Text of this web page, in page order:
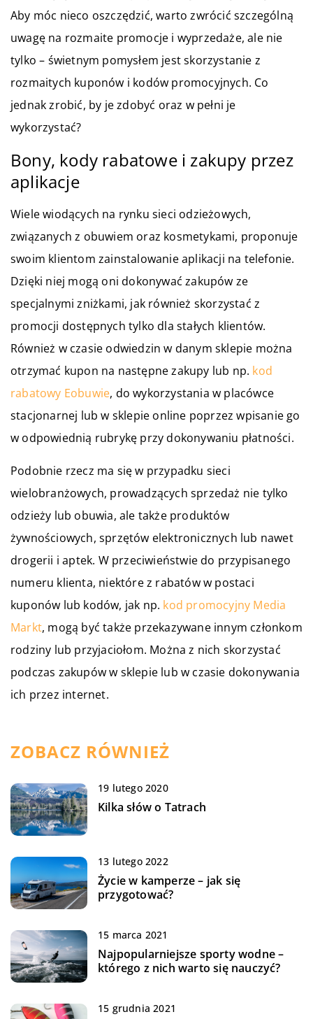
Aby móc nieco oszczędzić, warto zwrócić szczególną
uwagę na rozmaite promocje i wyprzedaże, ale nie
tylko – świetnym pomysłem jest skorzystanie z
rozmaitych kuponów i kodów promocyjnych. Co
jednak zrobić, by je zdobyć oraz w pełni je
wykorzystać?
Bony, kody rabatowe i zakupy przez
aplikacje
Wiele wiodących na rynku sieci odzieżowych,
związanych z obuwiem oraz kosmetykami, proponuje
swoim klientom zainstalowanie aplikacji na telefonie.
Dzięki niej mogą oni dokonywać zakupów ze
specjalnymi zniżkami, jak również skorzystać z
promocji dostępnych tylko dla stałych klientów.
Również w czasie odwiedzin w danym sklepie można
otrzymać kupon na następne zakupy lub np. kod
rabatowy Eobuwie, do wykorzystania w placówce
stacjonarnej lub w sklepie online poprzez wpisanie go
w odpowiednią rubrykę przy dokonywaniu płatności.
Podobnie rzecz ma się w przypadku sieci
wielobranżowych, prowadzących sprzedaż nie tylko
odzieży lub obuwia, ale także produktów
żywnościowych, sprzętów elektronicznych lub nawet
drogerii i aptek. W przeciwieństwie do przypisanego
numeru klienta, niektóre z rabatów w postaci
kuponów lub kodów, jak np. kod promocyjny Media
Markt, mogą być także przekazywane innym członkom
rodziny lub przyjaciołom. Można z nich skorzystać
podczas zakupów w sklepie lub w czasie dokonywania
ich przez internet.
ZOBACZ RÓWNIEŻ
19 lutego 2020
Kilka słów o Tatrach
13 lutego 2022
Życie w kamperze – jak się
przygotować?
15 marca 2021
Najpopularniejsze sporty wodne –
którego z nich warto się nauczyć?
15 grudnia 2021